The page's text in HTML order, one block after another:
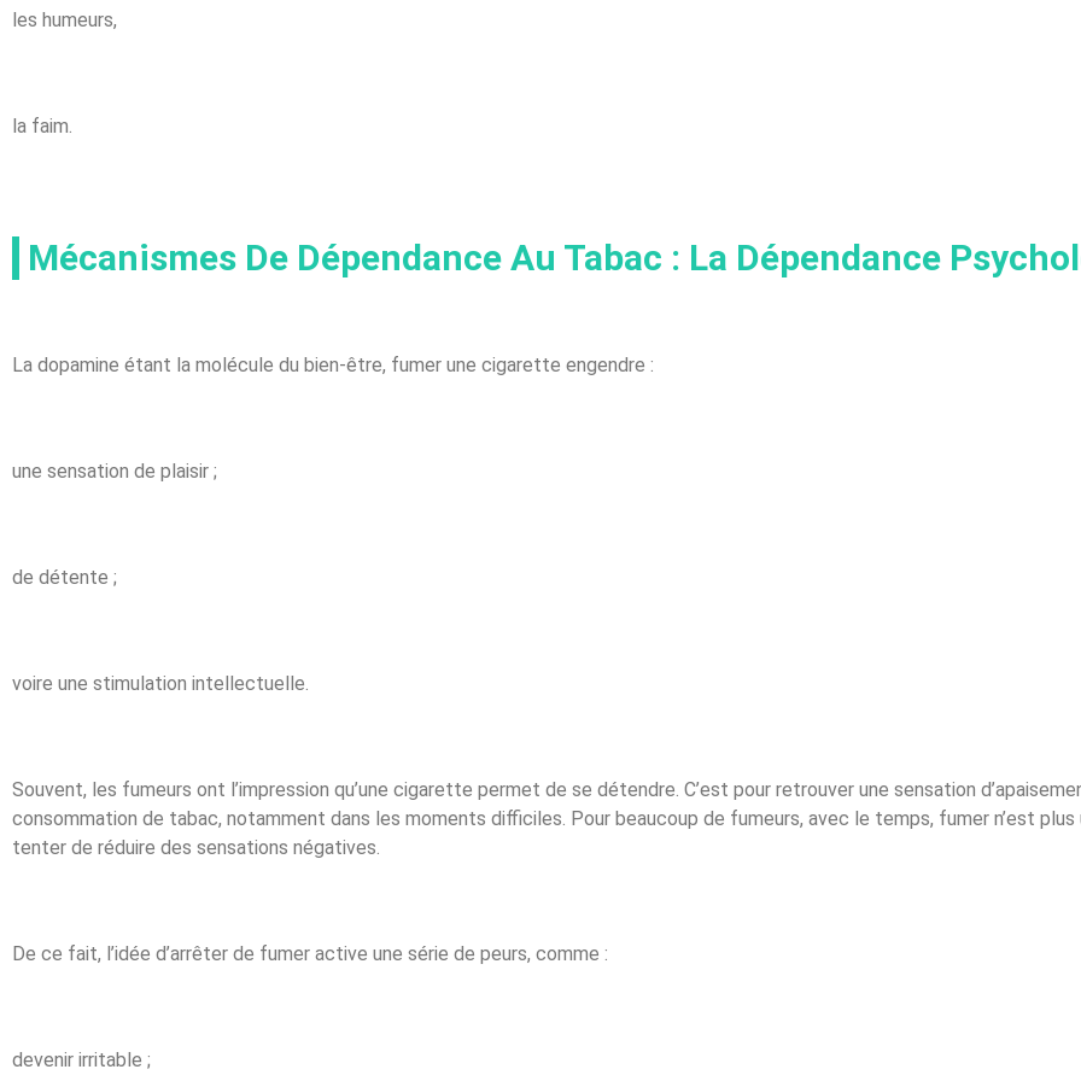
les humeurs,
la faim.
Mécanismes De Dépendance Au Tabac : La Dépendance
La dopamine étant la molécule du bien-être, fumer une cigarette engendre :
une sensation de plaisir ;
de détente ;
voire une stimulation intellectuelle.
Souvent, les fumeurs ont l’impression qu’une cigarette permet de se détendre. C’est pour retrouver une sensation
consommation de tabac, notamment dans les moments difficiles. Pour beaucoup de fumeurs, avec le temps, fumer n’est plus
tenter de réduire des sensations négatives.
De ce fait, l’idée d’arrêter de fumer active une série de peurs, comme :
devenir irritable ;